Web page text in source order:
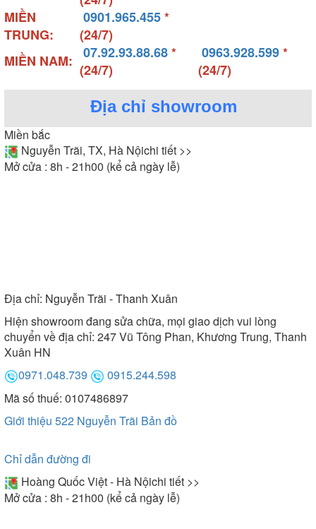
MIỀN
TRUNG:
0901.965.455*
(24/7)
MIỀN NAM:
07.92.93.88.68*
(24/7)
0963.928.599*
(24/7)
Địa chỉ showroom
Miền bắc
Nguyễn Trãi, TX, Hà Nộichi tiết >>
Mở cửa : 8h - 21h00 (kể cả ngày lễ)
Địa chỉ: Nguyễn Trãi - Thanh Xuân
Hiện showroom đang sửa chữa, mọi giao dịch vui lòng
chuyển về địa chỉ: 247 Vũ Tông Phan, Khương Trung, Thanh
Xuân HN
0971.048.739
0915.244.598
Mã số thuế: 0107486897
Giới thiệu 522 Nguyễn Trãi Bản đồ
Chỉ dẫn đường đi
Hoàng Quốc Việt - Hà Nộichi tiết >>
Mở cửa : 8h - 21h00 (kể cả ngày lễ)